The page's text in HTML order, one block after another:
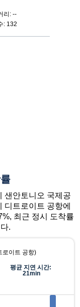
리: --
: 132
샌안토니오 국제공
디트로이트 공항에
최근 정시 도착률
.
로이트 공항)
평균 지연 시간:
21min